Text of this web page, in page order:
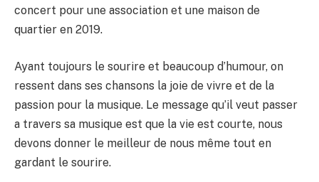
concert pour une association et une maison de
quartier en 2019.
Ayant toujours le sourire et beaucoup d’humour, on
ressent dans ses chansons la joie de vivre et de la
passion pour la musique. Le message qu’il veut passer
a travers sa musique est que la vie est courte, nous
devons donner le meilleur de nous même tout en
gardant le sourire.